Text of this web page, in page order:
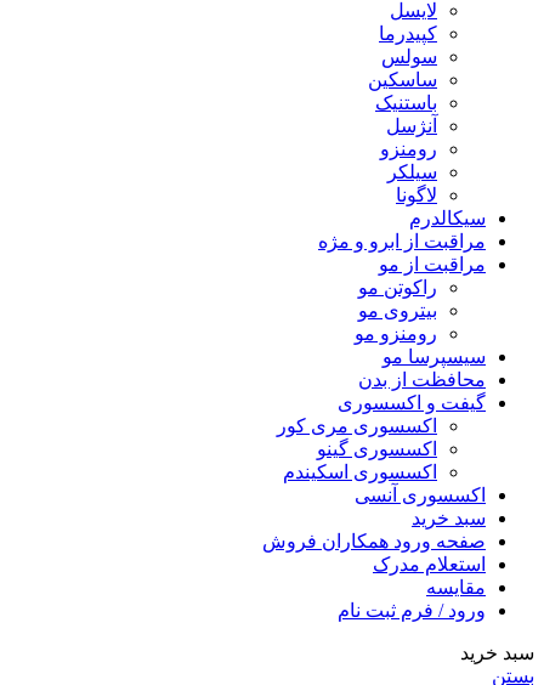
لایسل
کپیدرما
سولس
ساسکین
باستنیک
آنژسل
رومنزو
سیلکر
لاگونا
سیکالدرم
مراقبت از ابرو و مژه
مراقبت از مو
راکوتن مو
بیتروی مو
رومنزو مو
سیسپرسا مو
محافظت از بدن
گیفت و اکسسوری
اکسسوری مری کور
اکسسوری گینو
اکسسوری اسکیندم
اکسسوری آنسی
سبد خرید
صفحه ورود همکاران فروش
استعلام مدرک
مقایسه
ورود / فرم ثبت نام
سبد خرید
بستن